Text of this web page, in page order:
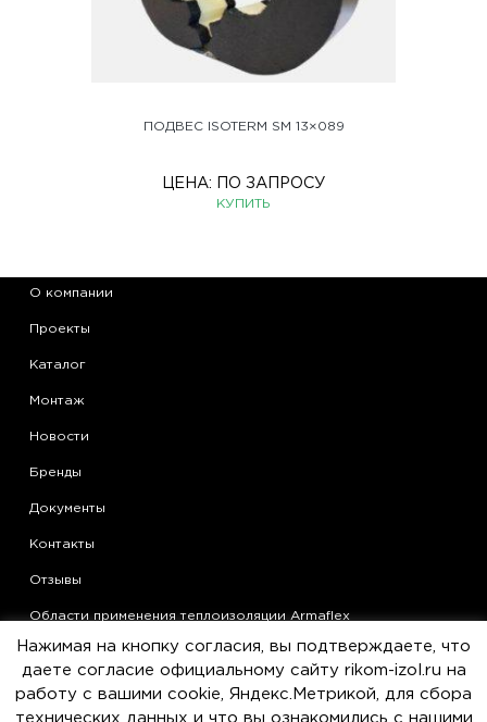
ПОДВЕС ISOTERM SM 13×089
ЦЕНА: ПО ЗАПРОСУ
КУПИТЬ
О компании
Проекты
Каталог
Монтаж
Новости
Бренды
Документы
Контакты
Отзывы
Области применения теплоизоляции Armaflex
Статьи
Политика конфиденциальности
Нажимая на кнопку согласия, вы подтверждаете, что
даете согласие официальному сайту rikom-izol.ru на
работу с вашими cookie, Яндекс.Метрикой, для сбора
технических данных и что вы ознакомились с нашими